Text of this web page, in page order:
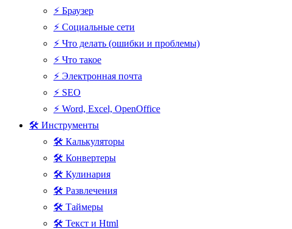
⚡ Браузер
⚡ Социальные сети
⚡ Что делать (ошибки и проблемы)
⚡ Что такое
⚡ Электронная почта
⚡ SEO
⚡ Word, Excel, OpenOffice
🛠 Инструменты
🛠 Калькуляторы
🛠 Конвертеры
🛠 Кулинария
🛠 Развлечения
🛠 Таймеры
🛠 Текст и Html